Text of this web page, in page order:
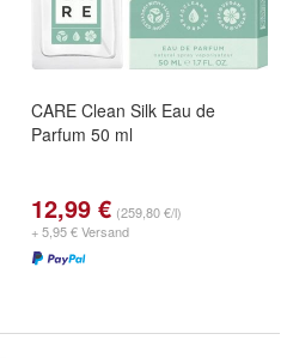
CARE Clean Silk Eau de
Parfum 50 ml
12,99 € (259,80 €/l)
+ 5,95 € Versand